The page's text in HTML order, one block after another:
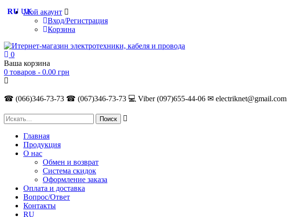
Мой акаунт
Вход/Регистрация
Корзина
0
Ваша корзина
0 товаров - 0.00 грн
☎ (066)346-73-73 ☎ (067)346-73-73 💻 Viber (097)655-44-06 ✉ electriknet@gmail.com
Главная
Продукция
О нас
Обмен и возврат
Система скидок
Оформление заказа
Оплата и доставка
Вопрос/Ответ
Контакты
RU
RU UK